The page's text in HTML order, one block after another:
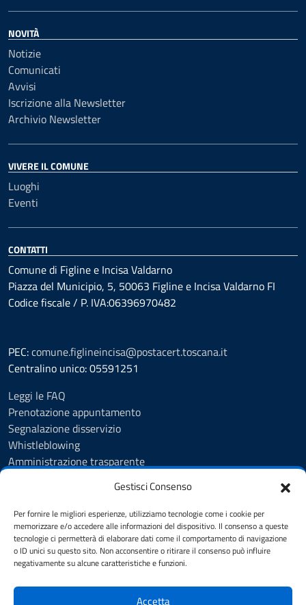
Gestisci Consenso
Per fornire le migliori esperienze, utilizziamo tecnologie come i cookie per
memorizzare e/o accedere alle informazioni del dispositivo. Il consenso a queste
tecnologie ci permetterà di elaborare dati come il comportamento di navigazione
o ID unici su questo sito. Non acconsentire o ritirare il consenso può influire
negativamente su alcune caratteristiche e funzioni.
Accetta
NOVITÀ
Notizie
Comunicati
Avvisi
Iscrizione alla Newsletter
Archivio Newsletter
VIVERE IL COMUNE
Luoghi
Eventi
CONTATTI
Comune di Figline e Incisa Valdarno
Piazza del Municipio, 5, 50063 Figline e Incisa Valdarno FI
Codice fiscale / P. IVA:06396970482
PEC:comune.figlineincisa@postacert.toscana.it
Centralino unico: 05591251
Leggi le FAQ
Prenotazione appuntamento
Segnalazione disservizio
Whistleblowing
Amministrazione trasparente
Albo Pretorio
Cookie Policy
Informativa privacy
Dichiarazione di accessibilità